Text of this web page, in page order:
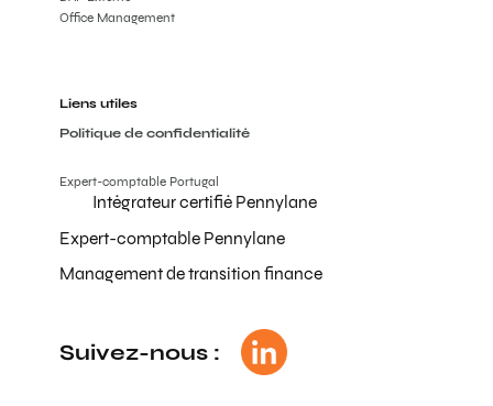
Office Management
Liens utiles
Politique de confidentialité
Expert-comptable Portugal
Intégrateur certifié Pennylane
Expert-comptable Pennylane
Management de transition finance
Suivez-nous :